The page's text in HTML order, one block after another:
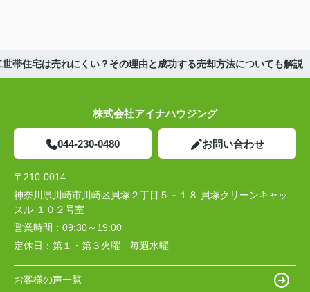
世帯住宅は売れにくい？その理由と成功する売却方法についても解説
株式会社アイナハウジング
044-230-0480 お問い合わせ
〒210-0014
神奈川県川崎市川崎区貝塚２丁目５－１８ 貝塚クリーンキャッ
スル １０２号室
営業時間： 09:30～19:00
定休日： 第１・第３火曜 毎週水曜
お客様の声一覧